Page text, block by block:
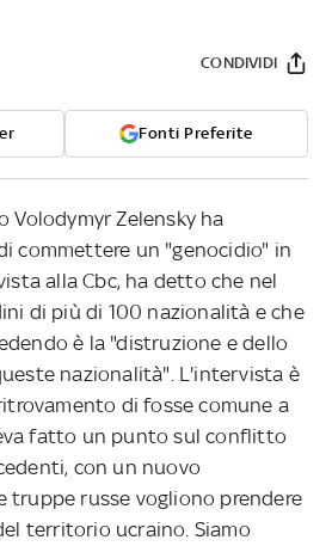
Fonti Preferite
CONDIVIDI
Volodymyr Zelensky ha
commettere un "genocidio" in
alla Cbc, ha detto che nel
di più di 100 nazionalità e che
è la "distruzione e dello
nazionalità". L'intervista è
di fosse comune a
fatto un punto sul conflitto
con un nuovo
truppe russe vogliono prendere
territorio ucraino. Siamo